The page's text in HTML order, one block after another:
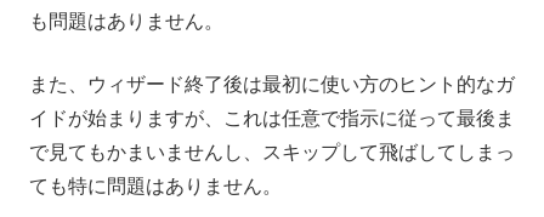
も問題はありません。
また、ウィザード終了後は最初に使い方のヒント的なガ
イドが始まりますが、これは任意で指示に従って最後ま
で見てもかまいませんし、スキップして飛ばしてしまっ
ても特に問題はありません。